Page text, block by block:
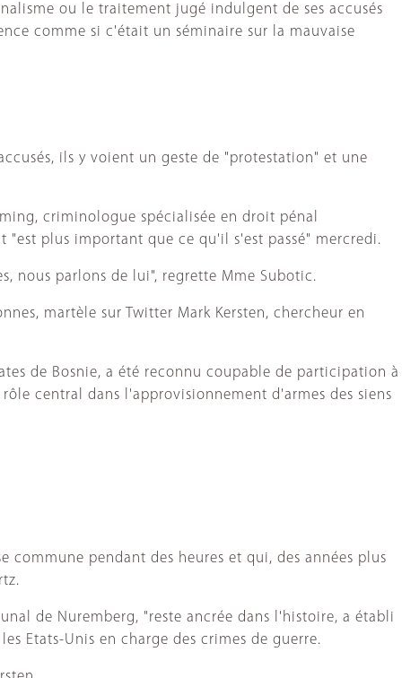
ou le traitement jugé indulgent de ses accusés
comme si c'était un séminaire sur la mauvaise
ils y voient un geste de "protestation" et une
criminologue spécialisée en droit pénal
plus important que ce qu'il s'est passé" mercredi.
nous parlons de lui", regrette Mme Subotic.
martèle sur Twitter Mark Kersten, chercheur en
de Bosnie, a été reconnu coupable de participation à
central dans l'approvisionnement d'armes des siens
commune pendant des heures et qui, des années plus
de Nuremberg, "reste ancrée dans l'histoire, a établi
Etats-Unis en charge des crimes de guerre.